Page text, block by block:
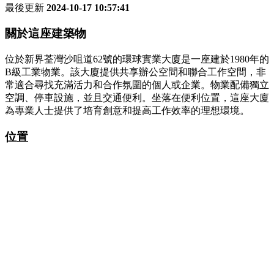
最後更新 2024-10-17 10:57:41
關於這座建築物
位於新界荃灣沙咀道62號的環球實業大廈是一座建於1980年的
B級工業物業。該大廈提供共享辦公空間和聯合工作空間，非
常適合尋找充滿活力和合作氛圍的個人或企業。物業配備獨立
空調、停車設施，並且交通便利。坐落在便利位置，這座大廈
為專業人士提供了培育創意和提高工作效率的理想環境。
位置